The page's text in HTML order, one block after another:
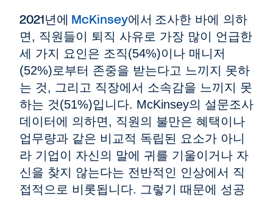
2021년에 McKinsey에서 조사한 바에 의하
면, 직원들이 퇴직 사유로 가장 많이 언급한
세 가지 요인은 조직(54%)이나 매니저
(52%)로부터 존중을 받는다고 느끼지 못하
는 것, 그리고 직장에서 소속감을 느끼지 못
하는 것(51%)입니다. McKinsey의 설문조사
데이터에 의하면, 직원의 불만은 혜택이나
업무량과 같은 비교적 독립된 요소가 아니
라 기업이 자신의 말에 귀를 기울이거나 자
신을 찾지 않는다는 전반적인 인상에서 직
접적으로 비롯됩니다. 그렇기 때문에 성공